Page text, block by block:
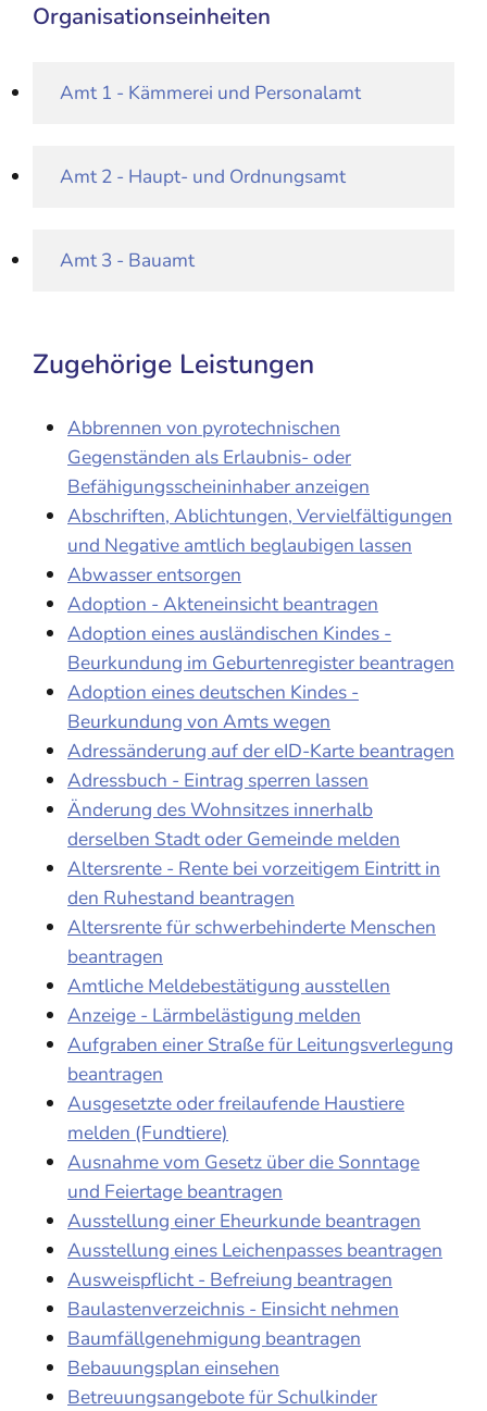
Organisationseinheiten
Amt 1 - Kämmerei und Personalamt
Amt 2 - Haupt- und Ordnungsamt
Amt 3 - Bauamt
Zugehörige Leistungen
Abbrennen von pyrotechnischen
Gegenständen als Erlaubnis- oder
Befähigungsscheininhaber anzeigen
Abschriften, Ablichtungen, Vervielfältigungen
und Negative amtlich beglaubigen lassen
Abwasser entsorgen
Adoption - Akteneinsicht beantragen
Adoption eines ausländischen Kindes -
Beurkundung im Geburtenregister beantragen
Adoption eines deutschen Kindes -
Beurkundung von Amts wegen
Adressänderung auf der eID-Karte beantragen
Adressbuch - Eintrag sperren lassen
Änderung des Wohnsitzes innerhalb
derselben Stadt oder Gemeinde melden
Altersrente - Rente bei vorzeitigem Eintritt in
den Ruhestand beantragen
Altersrente für schwerbehinderte Menschen
beantragen
Amtliche Meldebestätigung ausstellen
Anzeige - Lärmbelästigung melden
Aufgraben einer Straße für Leitungsverlegung
beantragen
Ausgesetzte oder freilaufende Haustiere
melden (Fundtiere)
Ausnahme vom Gesetz über die Sonntage
und Feiertage beantragen
Ausstellung einer Eheurkunde beantragen
Ausstellung eines Leichenpasses beantragen
Ausweispflicht - Befreiung beantragen
Baulastenverzeichnis - Einsicht nehmen
Baumfällgenehmigung beantragen
Bebauungsplan einsehen
Betreuungsangebote für Schulkinder